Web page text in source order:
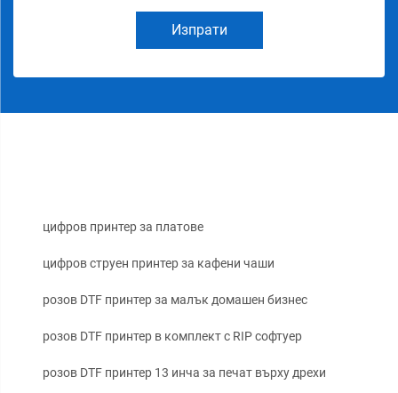
Изпрати
цифров принтер за платове
цифров струен принтер за кафени чаши
розов DTF принтер за малък домашен бизнес
розов DTF принтер в комплект с RIP софтуер
розов DTF принтер 13 инча за печат върху дрехи